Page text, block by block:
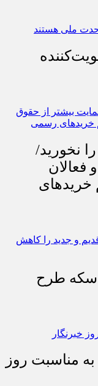
نخورید/
فعالان
خریدهای
سکه طرح
مناسبت روز